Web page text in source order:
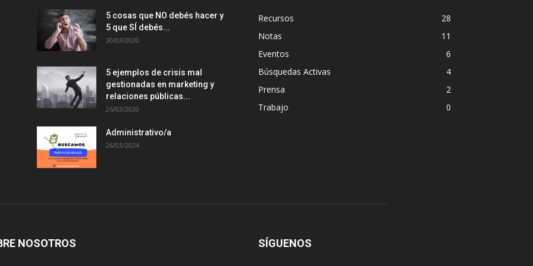
5 cosas que NO debés hacer y
5 que SÍ debés...
30/03/2020
5 ejemplos de crisis mal
gestionadas en marketing y
relaciones públicas...
26/03/2020
Administrativo/a
26/03/2024
Recursos
28
Notas
11
Eventos
6
Búsquedas Activas
4
Prensa
2
Trabajo
0
NOSOTROS SÍGUENOS